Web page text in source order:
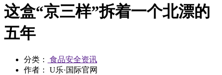
这盒“京三样”拆着一个北漂的
五年
分类：
食品安全资讯
作者： U乐·国际官网